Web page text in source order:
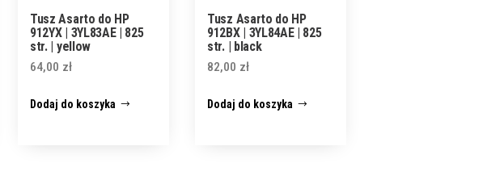
Tusz Asarto do HP
912YX | 3YL83AE | 825
str. | yellow
64,00 zł
Dodaj do koszyka
Tusz Asarto do HP
912BX | 3YL84AE | 825
str. | black
82,00 zł
Dodaj do koszyka